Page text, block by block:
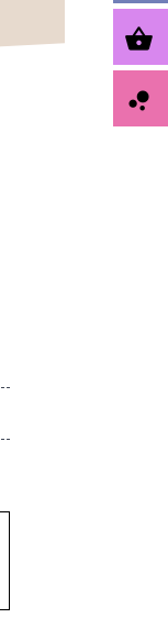
shopping_basket
bubble_chart